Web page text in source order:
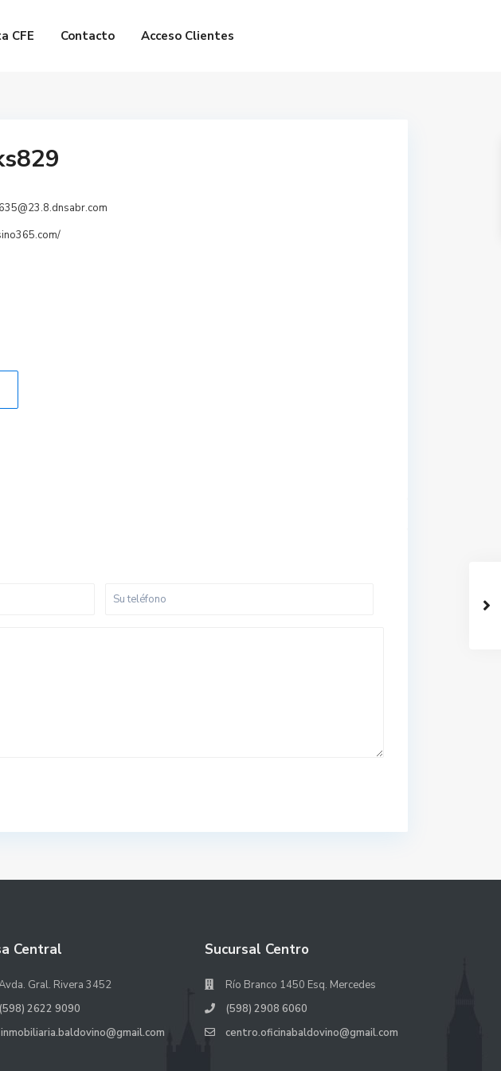
CFE Contacto Acceso Clientes
Central
Gral. Rivera 3452
(598) 2622 9090
inmobiliaria.baldovino@gmail.com
Sucursal Centro
Río Branco 1450 Esq. Mercedes
(598) 2908 6060
centro.oficinabaldovino@gmail.com